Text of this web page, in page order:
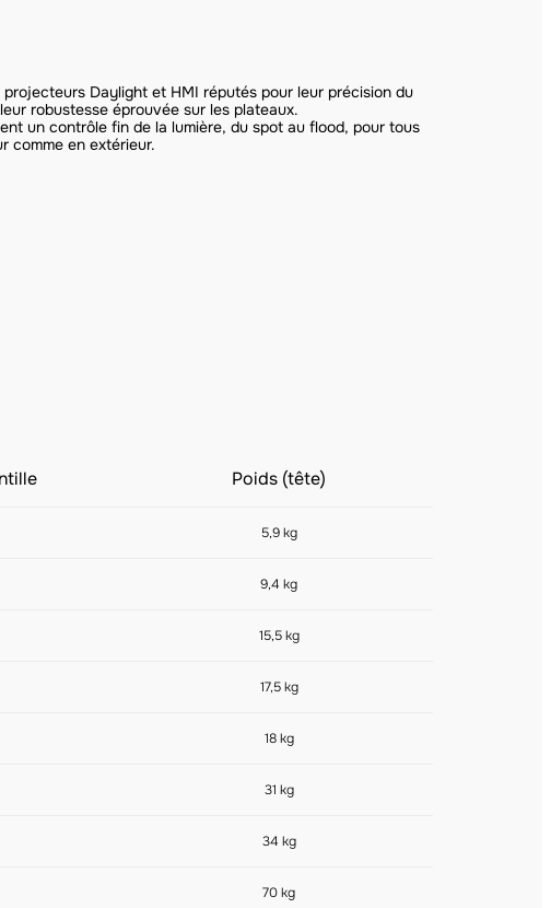
projecteurs Daylight et HMI réputés pour leur précision du
robustesse éprouvée sur les plateaux.
un contrôle fin de la lumière, du spot au flood, pour tous
comme en extérieur.
Poids (tête)
5,9 kg
9,4 kg
15,5 kg
17,5 kg
18 kg
31 kg
34 kg
70 kg